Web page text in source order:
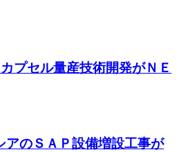
プセル量産技術開発がＮＥ
アのＳＡＰ設備増設工事が